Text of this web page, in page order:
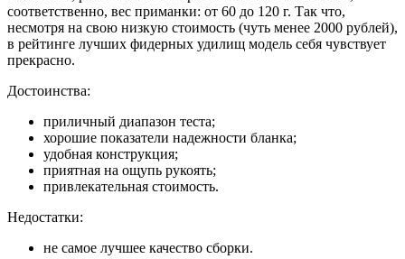
соответственно, вес приманки: от 60 до 120 г. Так что,
несмотря на свою низкую стоимость (чуть менее 2000 рублей),
в рейтинге лучших фидерных удилищ модель себя чувствует
прекрасно.
Достоинства:
приличный диапазон теста;
хорошие показатели надежности бланка;
удобная конструкция;
приятная на ощупь рукоять;
привлекательная стоимость.
Недостатки:
не самое лучшее качество сборки.